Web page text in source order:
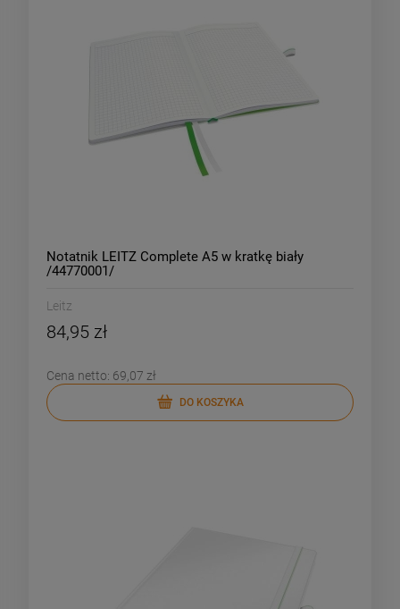
Notatnik LEITZ Complete A5 w kratkę biały
/44770001/
Leitz
84,95 zł
Cena netto: 69,07 zł
DO KOSZYKA